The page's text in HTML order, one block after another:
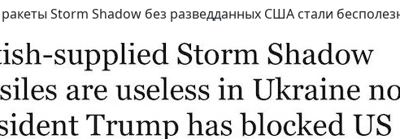
Storm Shadow без разведданных США стали